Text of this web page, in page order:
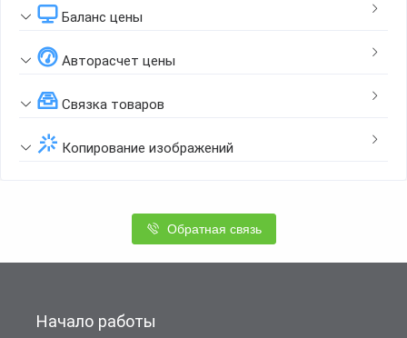
Баланс цены
Авторасчет цены
Связка товаров
Копирование изображений
Обратная связь
Начало работы